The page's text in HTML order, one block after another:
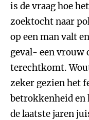
is de vraag hoe
zoektocht naar
op een man valt
geval- een vrouw
terechtkomt.
zeker gezien het
betrokkenheid en
de laatste jaren